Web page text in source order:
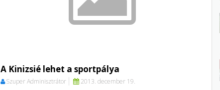
A Kinizsié lehet a sportpálya
Szuper Adminisztrátor 2013. december 19.